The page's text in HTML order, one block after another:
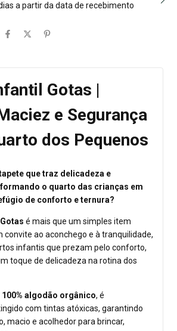
a partir da data de recebimento
Gotas |
e Segurança
dos Pequenos
que traz delicadeza e
o quarto das crianças em
de conforto e ternura?
é mais que um simples item
convite ao aconchego e à tranquilidade,
infantis que prezam pelo conforto,
toque de delicadeza na rotina dos
algodão orgânico, é
com tintas atóxicas, garantindo
macio e acolhedor para brincar,